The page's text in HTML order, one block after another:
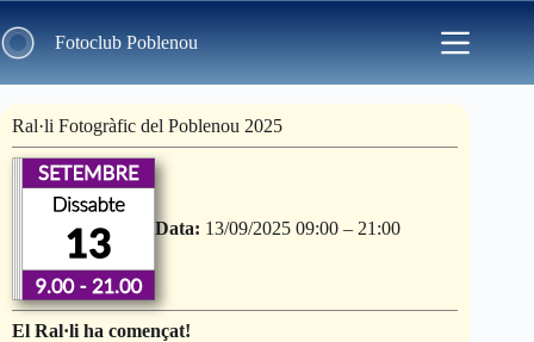
to
content Fotoclub Poblenou
Ral·li Fotogràfic del Poblenou 2025
Data: 13/09/2025 09:00 – 21:00
El Ral·li ha començat!